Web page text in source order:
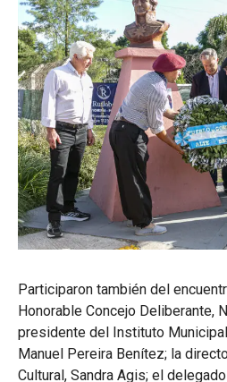
Participaron también del
Honorable Concejo Deliberante,
presidente del Instituto
Manuel Pereira Benítez; la
Cultural, Sandra Agis; el